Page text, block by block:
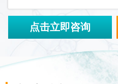
点击立即咨询